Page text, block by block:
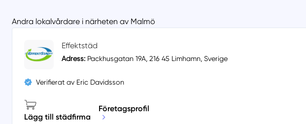
Andra lokalvårdare i närheten av Malmö
Effektstäd
Adress: Packhusgatan 19A, 216 45 Limhamn, Sverige
Verifierat av Eric Davidsson
Lägg till städfirma
Företagsprofil